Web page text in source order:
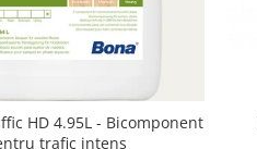
HD 4.95L - Bicomponent
trafic intens